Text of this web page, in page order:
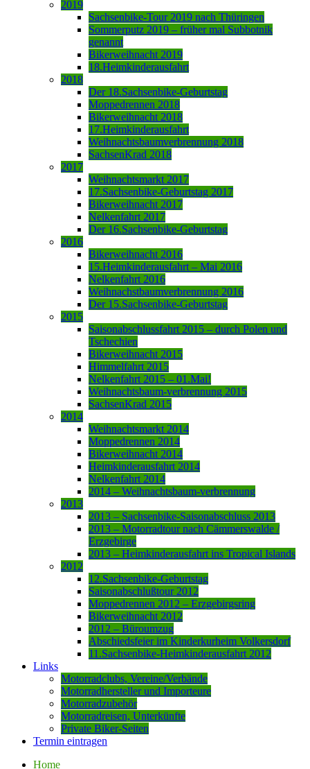
2019
Sachsenbike-Tour 2019 nach Thüringen
Sommerputz 2019 – früher mal Subbotnik
genannt
Bikerweihnacht 2019
18.Heimkinderausfahrt
2018
Der 18.Sachsenbike-Geburtstag
Moppedrennen 2018
Bikerweihnacht 2018
17.Heimkinderausfahrt
Weihnachtsbaumverbrennung 2018
SachsenKrad 2018
2017
Weihnachtsmarkt 2017
17.Sachsenbike-Geburtstag 2017
Bikerweihnacht 2017
Nelkenfahrt 2017
Der 16.Sachsenbike-Geburtstag
2016
Bikerweihnacht 2016
15.Heimkinderausfahrt – Mai 2016
Nelkenfahrt 2016
Weihnachstbaumverbrennung 2016
Der 15.Sachsenbike-Geburtstag
2015
Saisonabschlussfahrt 2015 – durch Polen und
Tschechien
Bikerweihnacht 2015
Himmelfahrt 2015
Nelkenfahrt 2015 – 01.Mai!
Weihnachtsbaum-verbrennung 2015
SachsenKrad 2015
2014
Weihnachtsmarkt 2014
Moppedrennen 2014
Bikerweihnacht 2014
Heimkinderausfahrt 2014
Nelkenfahrt 2014
2014 – Weihnachtsbaum-verbrennung
2013
2013 – Sachsenbike-Saisonabschluss 2013
2013 – Motorradtour nach Cämmerswalde /
Erzgebirge
2013 – Heimkinderausfahrt ins Tropical Islands
2012
12.Sachsenbike-Geburtstag
Saisonabschlußtour 2012
Moppedrennen 2012 – Erzgebirgsring
Bikerweihnacht 2012
2012 – Büroumzug
Abschiedsfeier im Kinderkurheim Volkersdorf
11.Sachsenbike-Heimkinderausfahrt 2012
Links
Motorradclubs, Vereine/Verbände
Motorradhersteller und Importeure
Motorradzubehör
Motorradreisen, Unterkünfte
Private Biker-Seiten
Termin eintragen
Home